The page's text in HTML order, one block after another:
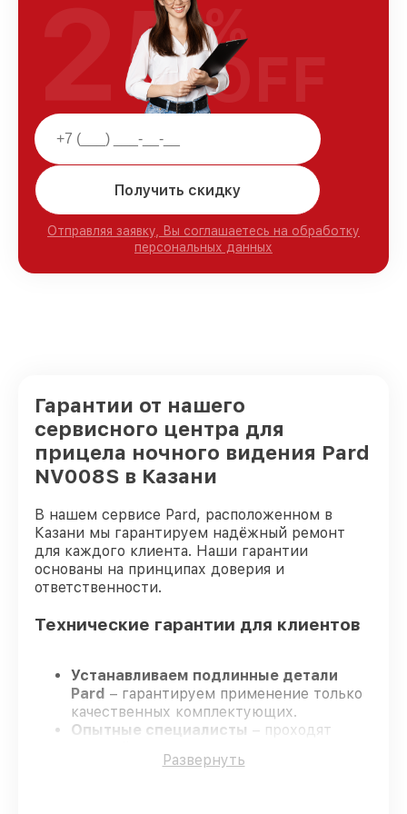
Получить скидку
Отправляя заявку, Вы соглашаетесь на обработку
персональных данных
25%
OFF
Гарантии от нашего
сервисного центра для
прицела ночного видения Pard
NV008S в Казани
В нашем сервисе Pard, расположенном в
Казани мы гарантируем надёжный ремонт
для каждого клиента. Наши гарантии
основаны на принципах доверия и
ответственности.
Технические гарантии для клиентов
Устанавливаем подлинные детали
Pard – гарантируем применение только
качественных комплектующих.
Опытные специалисты – проходят
надёжную работу устройства после
Развернуть